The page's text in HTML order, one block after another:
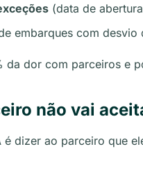
(data de
embarques com desvio
da dor com parceiros e
não vai
é dizer ao parceiro que